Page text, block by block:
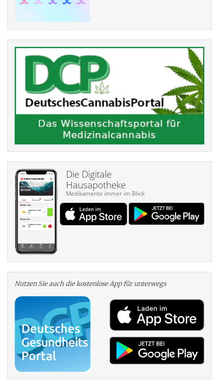
Die Digitale
Hausapotheke
Medikamente immer im Blick
Nutzen Sie auch die kosten­lose App für unterwegs